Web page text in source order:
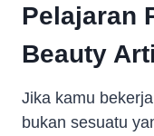
Pelajaran
Beauty
Jika kamu
bukan sesuatu